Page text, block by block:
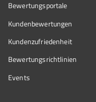
Bewertungsportale
Kundenbewertungen
Kundenzufriedenheit
Bewertungs­richtlinien
Events